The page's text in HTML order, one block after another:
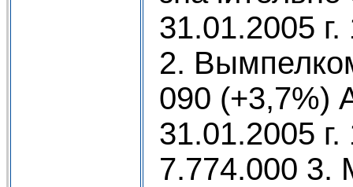
31.01.2005
2.
090 (+3,7%)
31.01.2005
7.774.000 3.